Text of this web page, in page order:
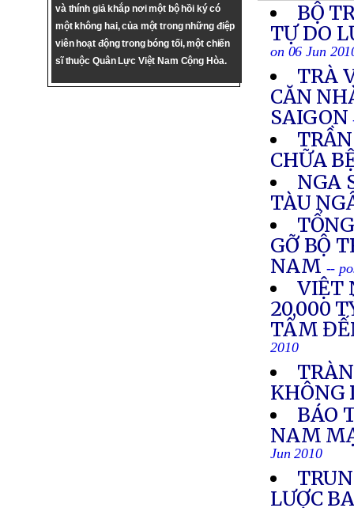
và thính giả khắp nơi một bộ hồi ký có
một không hai, của một trong những điệp
viên hoạt động trong bóng tối, một chiến
sĩ thuộc Quân Lực Việt Nam Cộng Hòa.
BỘ
TỰ DO
on 06 Jun
TRÀ
CĂN
SAIGON
CHỮA
NGA
TÀU
GỠ BỘ
NAM --
VIỆT
20,000
TÂM
2010
KHÔNG
BÁO
NAM
Jun 2010
LƯỢC